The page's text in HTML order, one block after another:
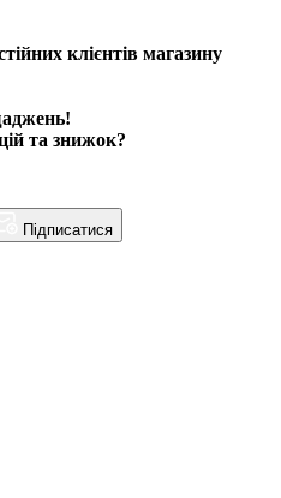
клієнтів магазину
та знижок?
Підписатися